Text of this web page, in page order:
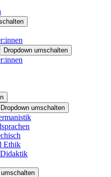
Dropdown umschalten
Dropdown umschalten
Ethik
umschalten